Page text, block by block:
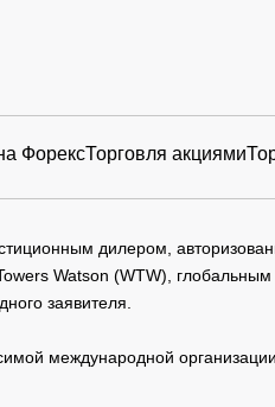
ФорексТорговля акциями
дилером,
Watson (WTW),
заявителя.
международной